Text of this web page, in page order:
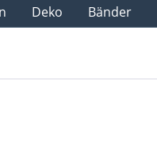
Deko Bänder